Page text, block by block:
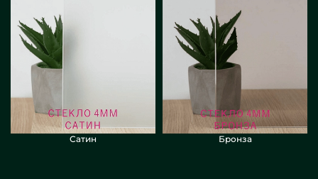
Сатин Бронза